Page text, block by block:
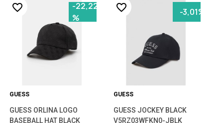
GUESS
GUESS ORLINA LOGO
BASEBALL HAT BLACK
-22,22
%
favorite_border
GUESS
GUESS JOCKEY BLACK
V5RZ03WFKN0-JBLK
-3,01%
favorite_border